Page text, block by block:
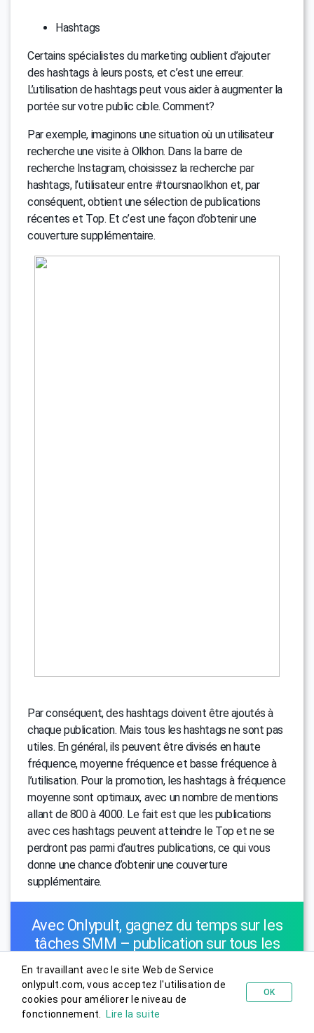
Hashtags
Certains spécialistes du marketing oublient d’ajouter
des hashtags à leurs posts, et c’est une erreur.
L’utilisation de hashtags peut vous aider à augmenter la
portée sur votre public cible. Comment?
Par exemple, imaginons une situation où un utilisateur
recherche une visite à Olkhon. Dans la barre de
recherche Instagram, choisissez la recherche par
hashtags, l’utilisateur entre #toursnaolkhon et, par
conséquent, obtient une sélection de publications
récentes et Top. Et c’est une façon d’obtenir une
couverture supplémentaire.
Par conséquent, des hashtags doivent être ajoutés à
chaque publication. Mais tous les hashtags ne sont pas
utiles. En général, ils peuvent être divisés en haute
fréquence, moyenne fréquence et basse fréquence à
l’utilisation. Pour la promotion, les hashtags à fréquence
moyenne sont optimaux, avec un nombre de mentions
allant de 800 à 4000. Le fait est que les publications
avec ces hashtags peuvent atteindre le Top et ne se
perdront pas parmi d’autres publications, ce qui vous
donne une chance d’obtenir une couverture
supplémentaire.
Avec Onlypult, gagnez du temps sur les
tâches SMM – publication sur tous les
réseaux sociaux, analytique, liens
multiples, pages de micro-atterrissage,
Monitoring du Web. Tout en un seul
endroit.
En travaillant avec le site Web de Service
onlypult.com, vous acceptez l'utilisation de
cookies pour améliorer le niveau de
fonctionnement. Lire la suite
OK
Essayer gratuitement